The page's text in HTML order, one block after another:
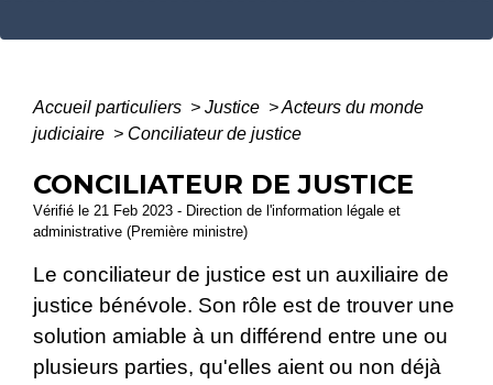
Accueil particuliers > Justice >Acteurs du monde
judiciaire > Conciliateur de justice
CONCILIATEUR DE JUSTICE
Vérifié le 21 Feb 2023 - Direction de l'information légale et
administrative (Première ministre)
Le conciliateur de justice est un auxiliaire de
justice bénévole. Son rôle est de trouver une
solution amiable à un différend entre une ou
plusieurs parties, qu'elles aient ou non déjà